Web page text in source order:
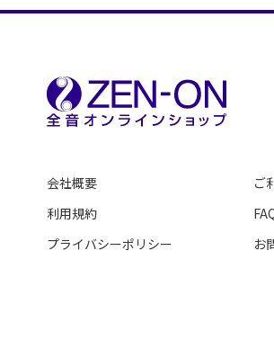
会社概要
利用規約
プライバシーポリシー
ご
お